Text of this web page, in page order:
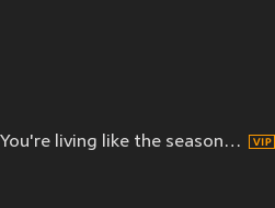
너는 계절처럼 멀어져 가네 (You're living like the season) (Inst.)